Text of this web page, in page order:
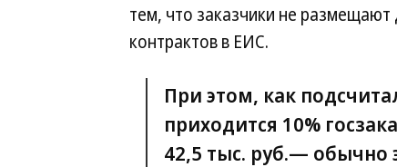
тем, что заказчики не
контрактов в ЕИС.
При этом, как
приходится 10%
42,5 тыс. руб.— обычно